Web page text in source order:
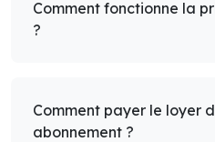
Comment fonctionne la
?
Comment payer le loyer
abonnement ?